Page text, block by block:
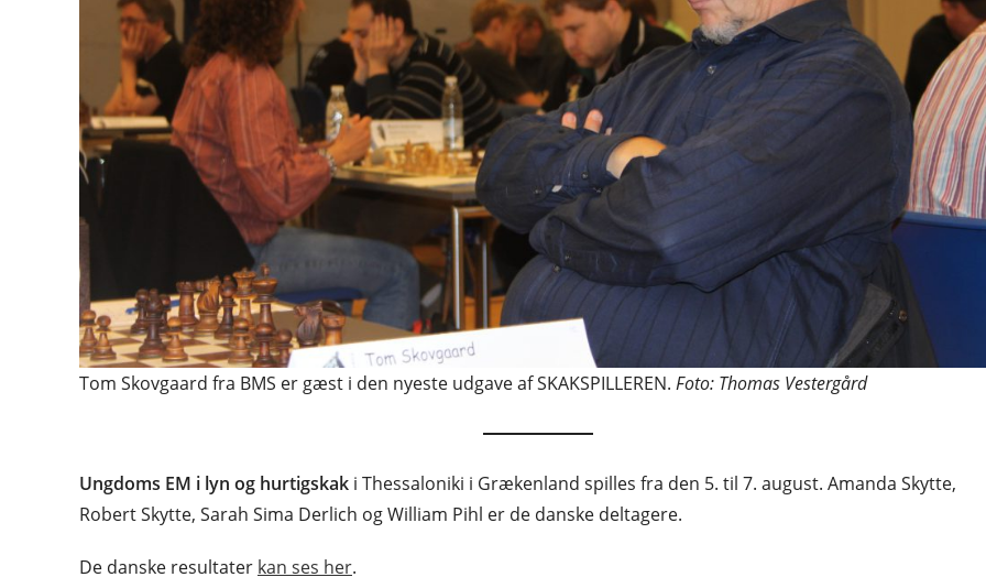
Tom Skovgaard fra BMS er gæst i den nyeste udgave af SKAKSPILLEREN. Foto: Thomas Vestergård
Ungdoms EM i lyn og hurtigskak i Thessaloniki i Grækenland spilles fra den 5. til 7. august. Amanda Skytte,
Robert Skytte, Sarah Sima Derlich og William Pihl er de danske deltagere.
De danske resultater kan ses her.